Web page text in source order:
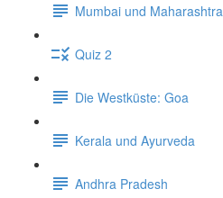
Mumbai und Maharashtra
Quiz 2
Die Westküste: Goa
Kerala und Ayurveda
Andhra Pradesh